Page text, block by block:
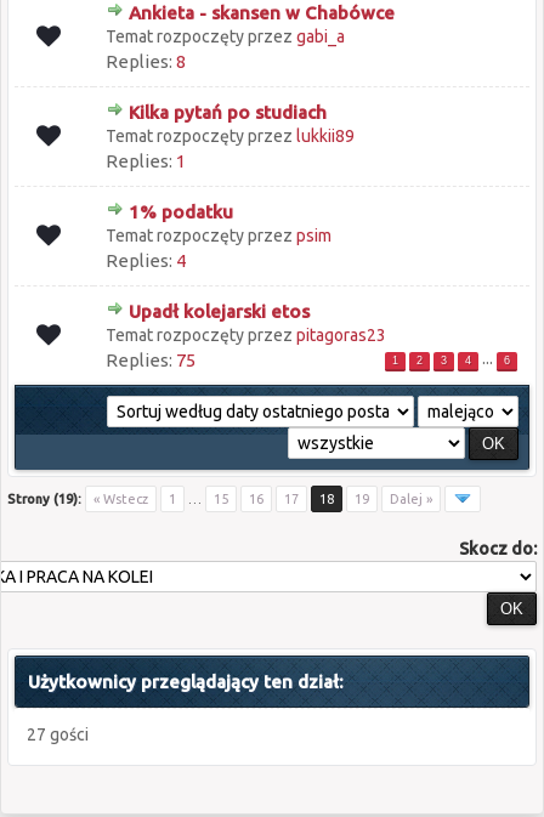
Ankieta - skansen w Chabówce
Temat rozpoczęty przez gabi_a
Replies: 8
Kilka pytań po studiach
Temat rozpoczęty przez lukkii89
Replies: 1
1% podatku
Temat rozpoczęty przez psim
Replies: 4
Upadł kolejarski etos
Temat rozpoczęty przez pitagoras23
1 2 3 4 ... 6
Replies: 75
Strony (19): « Wstecz 1 15 16 17 18 19 Dalej »
Skocz do:
Użytkownicy przeglądający ten dział:
27 gości